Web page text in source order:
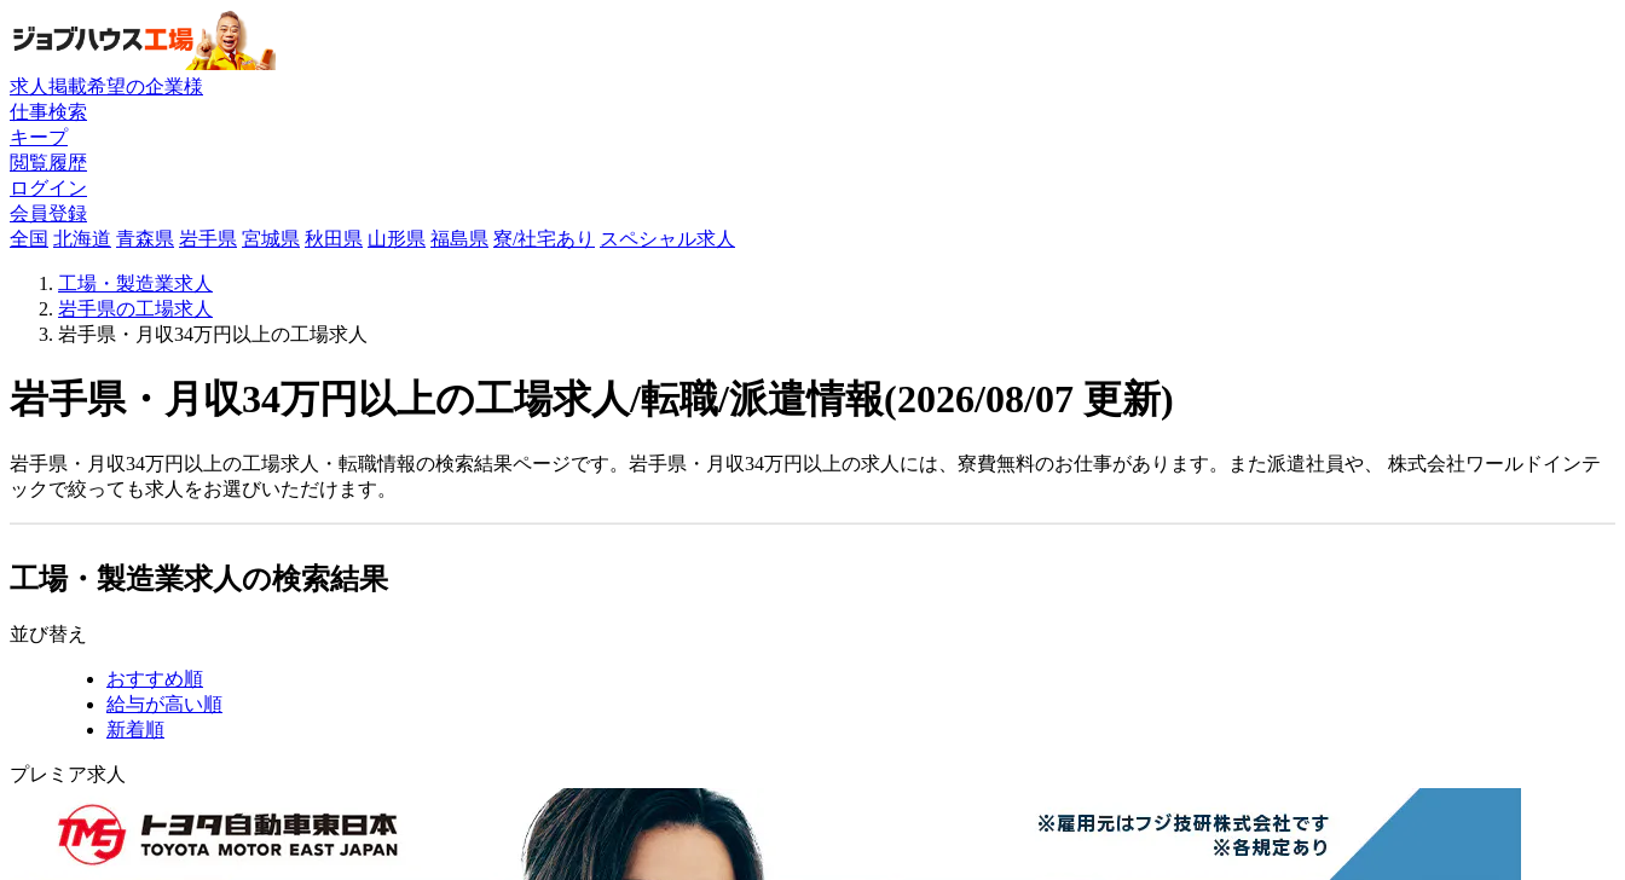
求人掲載希望の企業様
仕事検索
キープ
閲覧履歴
ログイン
会員登録
全国 北海道 青森県 岩手県 宮城県 秋田県 山形県 福島県 寮/社宅あり スペシャル求人
工場・製造業求人
岩手県の工場求人
岩手県・月収34万円以上の工場求人
岩手県・月収34万円以上の工場求人/転職/派遣情報(2026/08/07 更新)
岩手県・月収34万円以上の工場求人・転職情報の検索結果ページです。岩手県・月収34万円以上の求人には、寮費無料のお仕事があります。また派遣社員や、 株式会社ワールドインテ
ックで絞っても求人をお選びいただけます。
工場・製造業求人の検索結果
並び替え
おすすめ順
給与が高い順
新着順
プレミア求人